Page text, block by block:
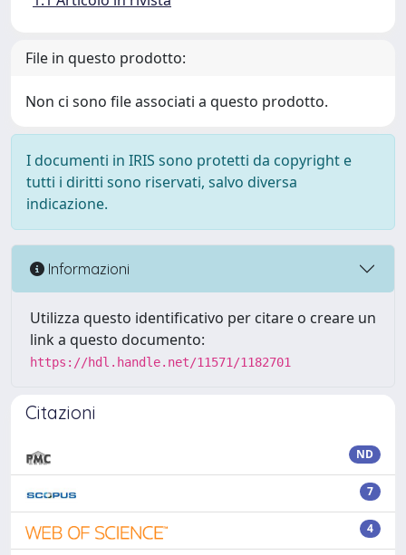
File in questo prodotto:
Non ci sono file associati a questo prodotto.
I documenti in IRIS sono protetti da copyright e
tutti i diritti sono riservati, salvo diversa
indicazione.
Informazioni
Utilizza questo identificativo per citare o creare un
link a questo documento:
https://hdl.handle.net/11571/1182701
Citazioni
ND
7
4